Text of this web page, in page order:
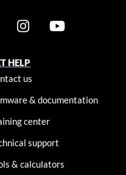
HELP
us
& documentation
center
support
& calculators